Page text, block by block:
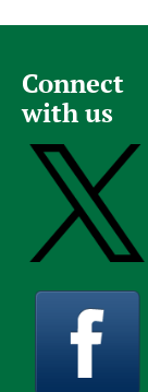
Connect
with us